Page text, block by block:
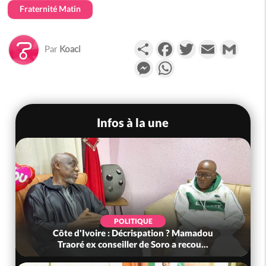
Fraternité Matin
Par Koaci PartagerFacebookTwitterEmail
Messenger
Infos à la une
POLITIQUE
Côte d'Ivoire : Décrispation ? Mamadou
Traoré ex conseiller de Soro a recou...